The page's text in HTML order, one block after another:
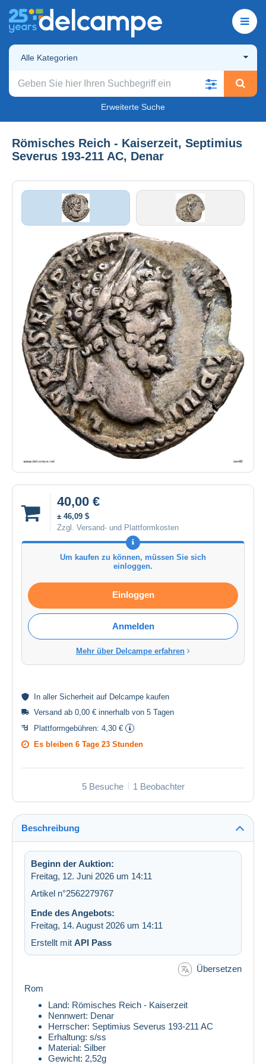
Alle Kategorien
Erweiterte Suche
Römisches Reich - Kaiserzeit, Septimius
Severus 193-211 AC, Denar
40,00 €
± 46,09 $
Zzgl. Versand- und Plattformkosten
Um kaufen zu können, müssen Sie sich
einloggen.
Einloggen
Anmelden
Mehr über Delcampe erfahren
In aller Sicherheit auf Delcampe kaufen
Versand ab 0,00 € innerhalb von 5 Tagen
Plattformgebühren: 4,30 €
Es bleiben 6 Tage 23 Stunden
5 Besuche 1 Beobachter
Beschreibung
Beginn der Auktion:
Freitag, 12. Juni 2026 um 14:11
Artikel n°2562279767
Ende des Angebots:
Freitag, 14. August 2026 um 14:11
Erstellt mit API Pass
Übersetzen
Rom
Land: Römisches Reich - Kaiserzeit
Nennwert: Denar
Herrscher: Septimius Severus 193-211 AC
Erhaltung: s/ss
Material: Silber
Gewicht: 2,52g